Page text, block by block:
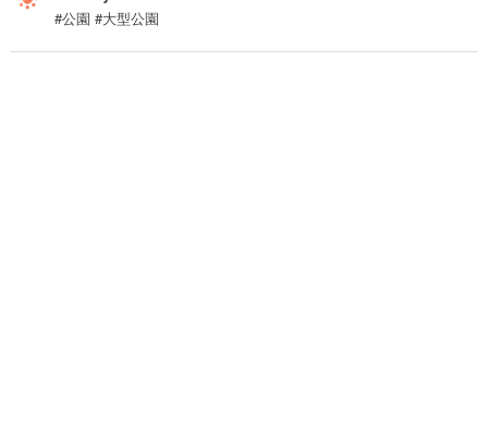
#公園 #大型公園